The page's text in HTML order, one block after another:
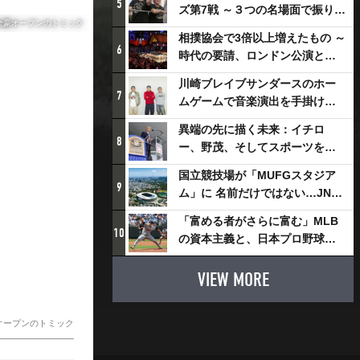
豪オープンのトミック
ープンのトミック
5
ズ第7戦 ～３つの名場面で振り返
る～
6
相撲協会で3倍以上増えたもの ～
時代の要請、ロンドン公演と古
式大相撲
7
川崎ブレイブサンダースのホー
ムゲームで音楽演出を手掛ける
スチャダラパーが川崎新！アリ
ーナシティ・プロジェクトを語
る 「楽しみでしかないでしょ。
川崎は、ずっと成長曲線だか
ら」
8
異端の先に描く未来：イチロ
ー、野茂、そしてスポーツを支
える科学界の挑戦
9
国立競技場が「MUFGスタジア
ム」に 名前だけではない…JNSE
とMUFGが“共創”し描く地域活
性化・社会価値創造の近未来図
とは
10
「富める者がさらに富む」MLB
の資本主義と、日本プロ野球が
踏み出せない一歩
VIEW MORE